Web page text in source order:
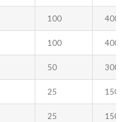
100 400
100 400
50 300
25 150
25 150